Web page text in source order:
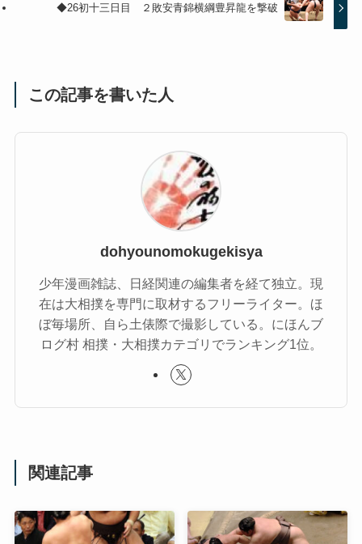
◆26初十三日目 ２敗安青錦横綱豊昇龍を撃破
この記事を書いた人
dohyounomokugekisya
少年漫画雑誌、日経関連の編集者を経て独立。現
在は大相撲を専門に取材するフリーライター。ほ
ぼ毎場所、自ら土俵際で撮影している。にほんブ
ログ村 相撲・大相撲カテゴリでランキング1位。
関連記事